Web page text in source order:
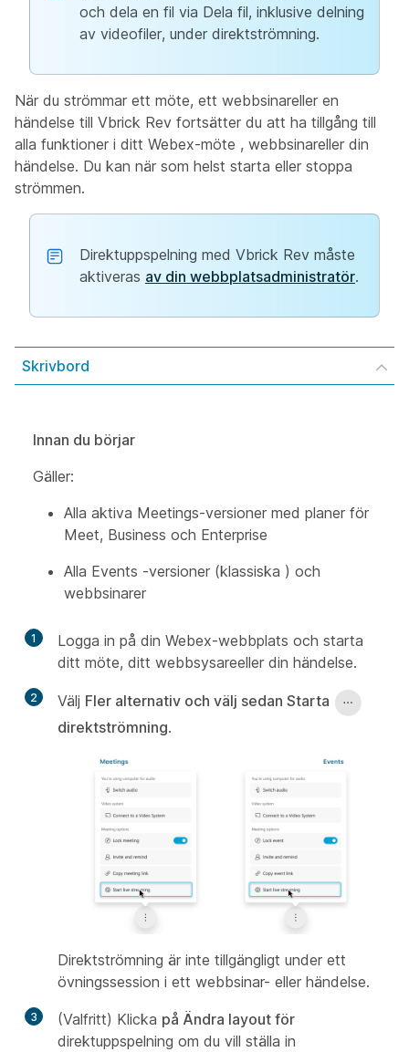
och dela en fil via Dela fil, inklusive delning
av videofiler, under direktströmning.
När du strömmar ett möte, ett webbsinareller en
händelse till Vbrick Rev fortsätter du att ha tillgång till
alla funktioner i ditt Webex-möte , webbsinareller din
händelse. Du kan när som helst starta eller stoppa
strömmen.
Direktuppspelning med Vbrick Rev måste
aktiveras av din webbplatsadministratör.
Skrivbord
Innan du börjar
Gäller:
Alla aktiva Meetings-versioner med planer för
Meet, Business och Enterprise
Alla Events -versioner (klassiska ) och
webbsinarer
1
Logga in på din Webex-webbplats och starta
ditt möte, ditt webbsysareeller din händelse.
2 Välj Fler alternativ och välj sedan Starta
direktströmning.
Direktströmning är inte tillgängligt under ett
övningssession i ett webbsinar- eller händelse.
3 (Valfritt) Klicka på Ändra layout för
direktuppspelning om du vill ställa in